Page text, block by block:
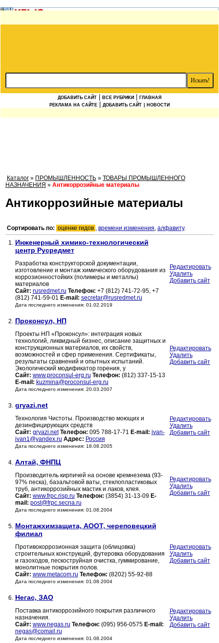
ДОБАВИТЬ САЙТ ВСЕ РУБРИКИ
ГЛАВНАЯ
РЕКЛАМА НА САЙТЕ
ДОБАВИТЬ САЙТ | НОВОСТИ
Каталог » ПРОМЫШЛЕННОСТЬ » ТОВАРЫ ПРОМЫШЛЕННОГО
НАЗНАЧЕНИЯ » Антикоррозийные материалы
Антикоррозийные материалы
Сортировать по: оценке гидов , времени изменения, алфавиту.
1. Инженерный химико-технологический
центр Русредмет
Разработка конструкторской документации,
изготовление и монтаж химического оборудования из
коррозионностойких (полимеры и металлы)
материалов
Сайт: rusredmet.ru Телефон: +7 (812) 741-72-95, +7
(812) 741-59-01 E-mail: secretar@rusredmet.ru
Дата последнего изменения: 01.02.2019
Редактировать
Удалить
Добавить сайт
2. Проконсул, НП
Проекты НП «Проконсул»: интеграция новых
технологий, ликвидный бизнес, описание защитных и
конструкционных материалов, их свойств,
возможностей и сфер применения. Сертификаты,
результаты сравнений и опытных испытаний.
Экологический модификатор горения, у
Сайт: www.proconsul-erg.ru Телефон: (812) 337-15-13
E-mail: kuzmina@proconsul-erg.ru
Дата последнего изменения: 20.03.2007
Редактировать
Удалить
Добавить сайт
3. gryazi.net
Технология Чистоты. Производство моющих и
дезинфицирующих средств
Сайт: gryazi.net Телефон: 095 788-17-71 E-mail: ivan-
ivan1@yandex.ru Адрес: Россия
Дата последнего изменения: 18.08.2005
Редактировать
Удалить
Добавить сайт
4. Алтай, ФНПЦ
Производитель кирпичей на основе кремнезема (93-
97% песка), базальтовой ваты, стеклопластиковых
труб, антикоррозийных мастик и лаков, клея.
Сайт: www.frpc.risp.ru Телефон: (3854) 31-13-09 E-
mail: post@frpc.secna.ru
Дата последнего изменения: 01.08.2004
Редактировать
Удалить
Добавить сайт
5. Монтажхимзащита, АООТ, череповецкий
филиал
Противокоррозионная защита (облицовка)
строительных конструкций, футеровка оборудования
и газоходов, пескоструйная очистка, гуммирование,
монолитные покрытия полов.
Сайт: www.metacom.ru Телефон: (8202) 55-92-88
Дата последнего изменения: 01.08.2004
Редактировать
Удалить
Добавить сайт
6. Негас, ЗАО
Поставка антикоррозийного покрытия различного
назначения.
Сайт: www.negas.ru Телефон: (095) 956-0575 E-mail:
negas@comail.ru
Дата последнего изменения: 01.08.2004
Редактировать
Удалить
Добавить сайт